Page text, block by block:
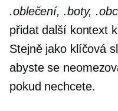
.oblečení, .boty,
přidat další kontext
Stejně jako klíčová
abyste se
pokud nechcete.